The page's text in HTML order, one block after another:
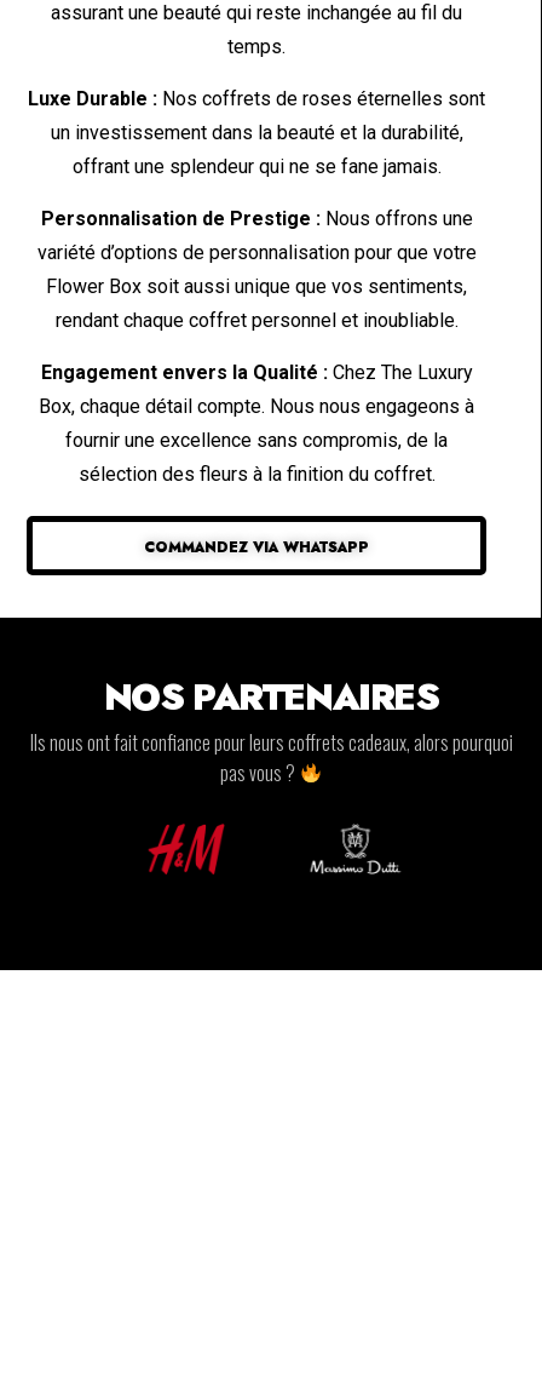
assurant une beauté qui reste inchangée au fil du
temps.
Luxe Durable : Nos coffrets de roses éternelles sont
un investissement dans la beauté et la durabilité,
offrant une splendeur qui ne se fane jamais.
Personnalisation de Prestige :Nous offrons une
variété d’options de personnalisation pour que votre
Flower Box soit aussi unique que vos sentiments,
rendant chaque coffret personnel et inoubliable.
Engagement envers la Qualité :Chez The Luxury
Box, chaque détail compte. Nous nous engageons à
fournir une excellence sans compromis, de la
sélection des fleurs à la finition du coffret.
COMMANDEZ VIA WHATSAPP
NOS PARTENAIRES
Ils nous ont fait confiance pour leurs coffrets cadeaux, alors pourquoi
pas vous ?